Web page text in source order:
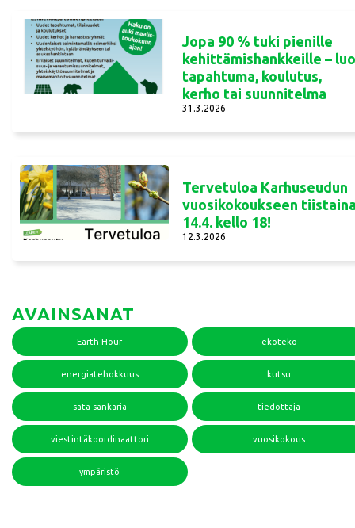
Jopa 90 % tuki pienille
kehittämishankkeille –
tapahtuma, koulutus,
kerho tai suunnitelma
31.3.2026
Tervetuloa Karhuseudun
vuosikokoukseen
14.4. kello 18!
12.3.2026
AVAINSANAT
Earth Hour ekoteko
energiatehokkuus kutsu
sata sankaria tiedottaja
viestintäkoordinaattori vuosikokous
ympäristö